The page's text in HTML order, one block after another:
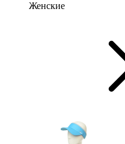
Женские